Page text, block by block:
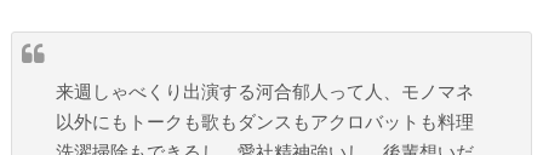
来週しゃべくり出演する河合郁人って人、モノマネ
以外にもトークも歌もダンスもアクロバットも料理